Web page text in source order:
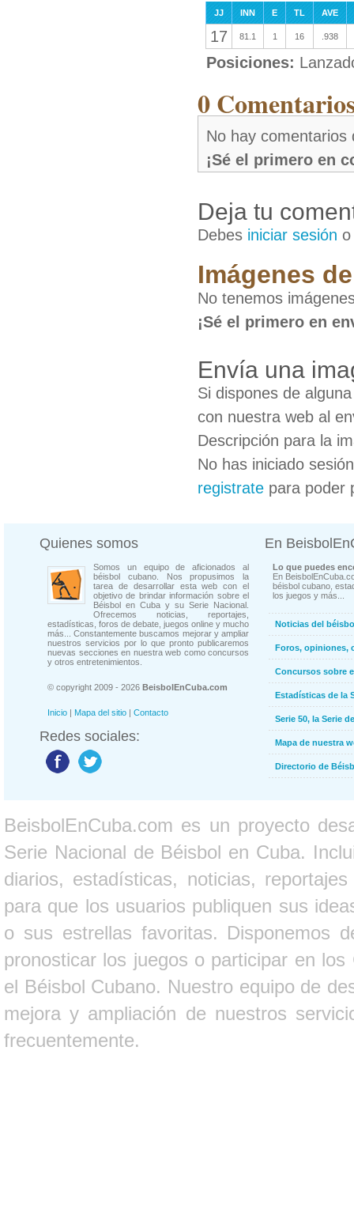
JJ INN E TL AVE
17 81.1 1 16 .938
Posiciones:
0
No hay
¡Sé el primero en
Deja tu
Debes iniciar sesión
Imágenes
No tenemos
¡Sé el primero en
Envía una
Si dispones de
con nuestra web al
Descripción para la
No has iniciado
registrate para poder
Quienes somos
Somos un equipo de aficionados al
béisbol cubano. Nos propusimos la
tarea de desarrollar esta web con el
objetivo de brindar información sobre el
Béisbol en Cuba y su Serie Nacional.
Ofrecemos noticias, reportajes,
estadísticas, foros de debate, juegos online y mucho
más... Constantemente buscamos mejorar y ampliar
nuestros servicios por lo que pronto publicaremos
nuevas secciones en nuestra web como concursos
y otros entretenimientos.
© copyright 2009 - 2026 BeisbolEnCuba.com
Inicio | Mapa del sitio | Contacto
Redes sociales:
En
Lo que puedes
En
béisbol cubano,
los juegos y más...
Noticias del
Foros, opiniones,
Concursos sobre
Estadísticas de la
Serie 50, la Serie
Mapa de nuestra
Directorio de
BeisbolEnCuba.com es un proyecto
Serie Nacional de Béisbol en Cuba.
diarios, estadísticas, noticias,
para que los usuarios publiquen sus
o sus estrellas favoritas. Disponemos
pronosticar los juegos o participar en
el Béisbol Cubano. Nuestro equipo de
mejora y ampliación de nuestros
frecuentemente.